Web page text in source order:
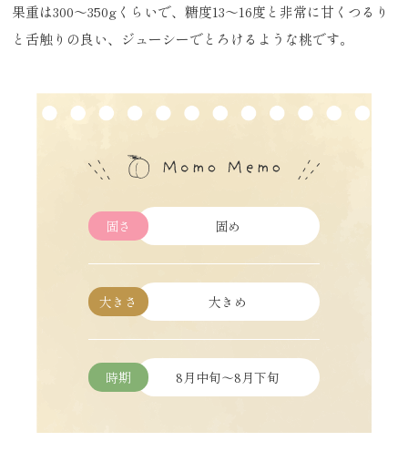
果重は300～350gくらいで、糖度13～16度と非常に甘くつるり
と舌触りの良い、ジューシーでとろけるような桃です。
固さ 固め
大きさ 大きめ
時期 8月中旬～8月下旬